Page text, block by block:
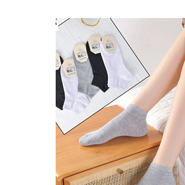
В упаковке:
Количество: